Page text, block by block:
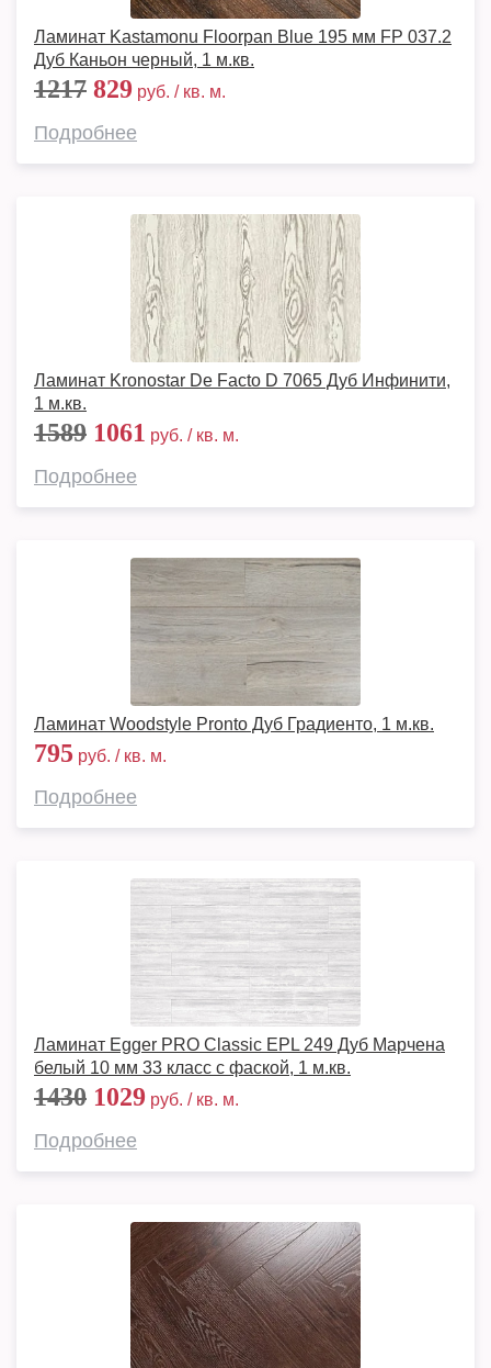
Ламинат Kastamonu Floorpan Blue 195 мм FP 037.2
Дуб Каньон черный, 1 м.кв.
1217 829 руб. / кв. м.
Подробнее
Ламинат Kronostar De Facto D 7065 Дуб Инфинити,
1 м.кв.
1589 1061 руб. / кв. м.
Подробнее
Ламинат Woodstyle Pronto Дуб Градиенто, 1 м.кв.
795 руб. / кв. м.
Подробнее
Ламинат Egger PRO Classic EPL 249 Дуб Марчена
белый 10 мм 33 класс с фаской, 1 м.кв.
1430 1029 руб. / кв. м.
Подробнее